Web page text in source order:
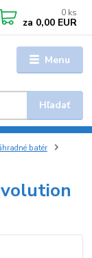
Menu
Hľadať
0 ks
za 0,00 EUR
batér